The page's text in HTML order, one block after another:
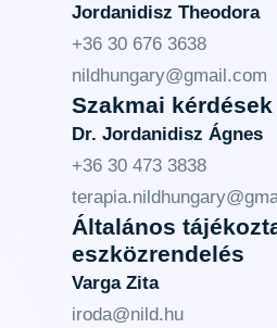
Jordanidisz Theodora
+36 30 676 3638
nildhungary@gmail.com
Szakmai kérdések
Dr. Jordanidisz Ágnes
+36 30 473 3838
Általános
eszközrendelés
Varga Zita
iroda@nild.hu